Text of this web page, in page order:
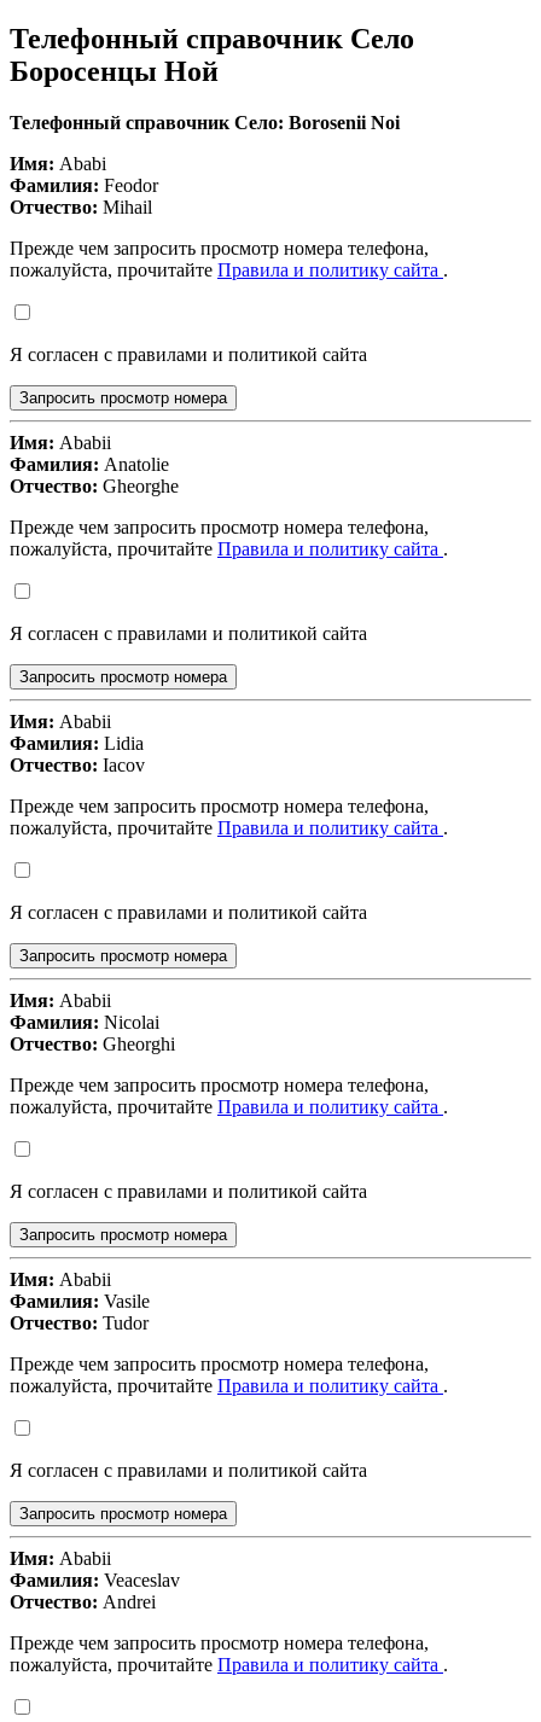
Телефонный справочник Село
Боросенцы Ной
Телефонный справочник Село: Borosenii Noi
Имя: Ababi
Фамилия: Feodor
Отчество: Mihail
Прежде чем запросить просмотр номера телефона,
пожалуйста, прочитайте Правила и политику сайта .
Я согласен с правилами и политикой сайта
Запросить просмотр номера
Имя: Ababii
Фамилия: Anatolie
Отчество: Gheorghe
Прежде чем запросить просмотр номера телефона,
пожалуйста, прочитайте Правила и политику сайта .
Я согласен с правилами и политикой сайта
Запросить просмотр номера
Имя: Ababii
Фамилия: Lidia
Отчество: Iacov
Прежде чем запросить просмотр номера телефона,
пожалуйста, прочитайте Правила и политику сайта .
Я согласен с правилами и политикой сайта
Запросить просмотр номера
Имя: Ababii
Фамилия: Nicolai
Отчество: Gheorghi
Прежде чем запросить просмотр номера телефона,
пожалуйста, прочитайте Правила и политику сайта .
Я согласен с правилами и политикой сайта
Запросить просмотр номера
Имя: Ababii
Фамилия: Vasile
Отчество: Tudor
Прежде чем запросить просмотр номера телефона,
пожалуйста, прочитайте Правила и политику сайта .
Я согласен с правилами и политикой сайта
Запросить просмотр номера
Имя: Ababii
Фамилия: Veaceslav
Отчество: Andrei
Прежде чем запросить просмотр номера телефона,
пожалуйста, прочитайте Правила и политику сайта .